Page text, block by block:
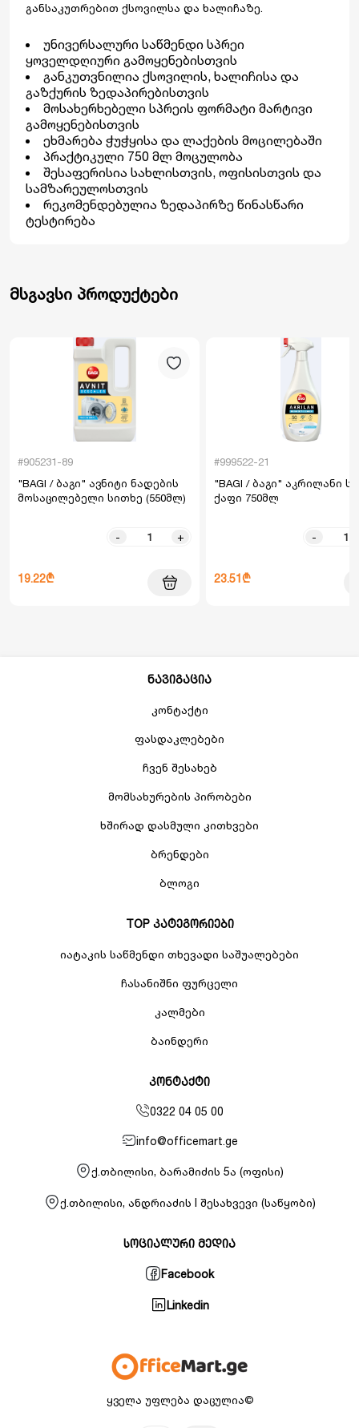
განსაკუთრებით ქსოვილსა და ხალიჩაზე.
უნივერსალური საწმენდი სპრეი
ყოველდღიური გამოყენებისთვის
განკუთვნილია ქსოვილის, ხალიჩისა და
გაზქურის ზედაპირებისთვის
მოსახერხებელი სპრეის ფორმატი მარტივი
გამოყენებისთვის
ეხმარება ჭუჭყისა და ლაქების მოცილებაში
პრაქტიკული 750 მლ მოცულობა
შესაფერისია სახლისთვის, ოფისისთვის და
სამზარეულოსთვის
რეკომენდებულია ზედაპირზე წინასწარი
ტესტირება
მსგავსი პროდუქტები
#905231-89
"BAGI / ბაგი" ავნიტი ნადების
მოსაცილებელი სითხე (550მლ)
- +
19.22₾
#999522-21
"BAGI / ბაგი" აკრილანი
ქაფი 750მლ
-
23.51₾
ყველა უფლება დაცულია©
ნავიგაცია
კონტაქტი
ფასდაკლებები
ჩვენ შესახებ
მომსახურების პირობები
ხშირად დასმული კითხვები
ბრენდები
ბლოგი
TOP კატეგორიები
იატაკის საწმენდი თხევადი საშუალებები
ჩასანიშნი ფურცელი
კალმები
ბაინდერი
კონტაქტი
0322 04 05 00
info@officemart.ge
ქ.თბილისი, ბარამიძის 5ა (ოფისი)
ქ.თბილისი, ანდრიაძის I შესახვევი (საწყობი)
სოციალური მედია
Facebook
Linkedin